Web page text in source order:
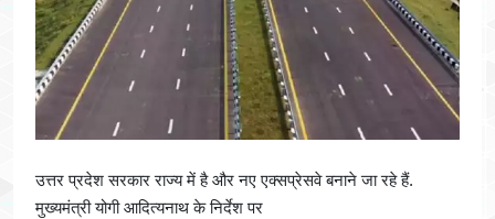
उत्तर प्रदेश सरकार राज्य में है और नए एक्सप्रेसवे बनाने जा रहे हैं.
मुख्यमंत्री योगी आदित्यनाथ के निर्देश पर